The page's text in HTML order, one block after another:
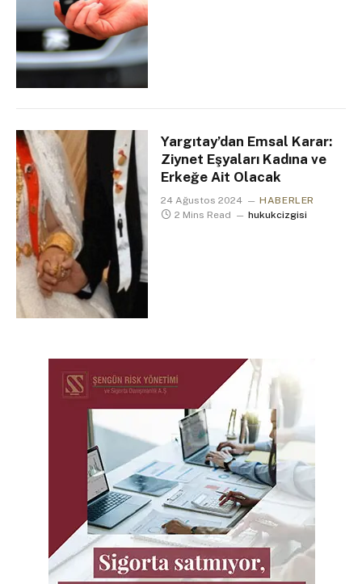
Yargıtay’dan Emsal Karar:
Ziynet Eşyaları Kadına ve
Erkeğe Ait Olacak
24 Ağustos 2024
HABERLER
2 Mins Read
hukukcizgisi